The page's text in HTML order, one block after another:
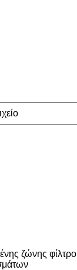
ζώνης φίλτρο